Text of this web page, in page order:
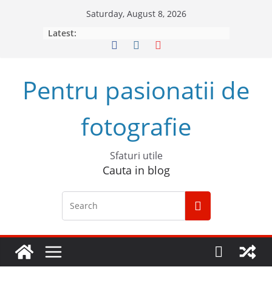
Saturday, August 8, 2026
Latest:
Pentru pasionatii de
fotografie
Sfaturi utile
Cauta in blog